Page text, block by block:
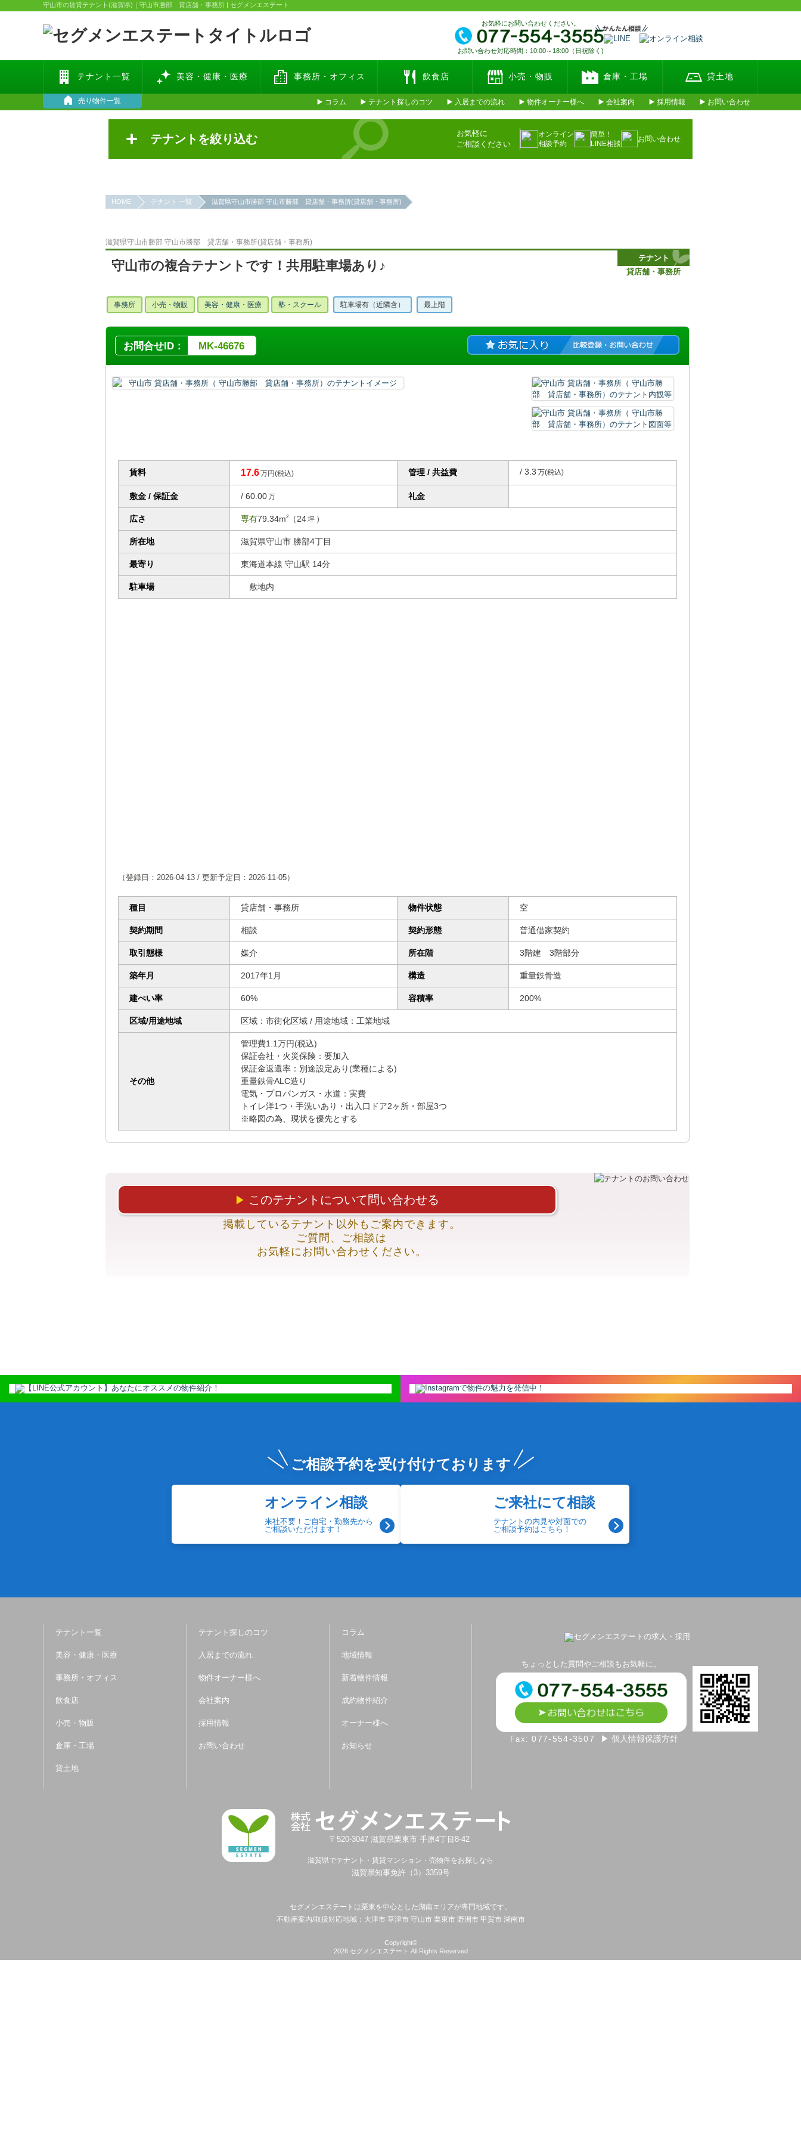
守山市の賃貸テナント(滋賀県)｜守山市勝部 貸店舗・事務所 | セグメンエステート
お気軽にお問い合わせください。
お問い合わせ対応時間：10:00～18:00（日祝除く)
テナント一覧 美容・健康・医療 事務所・オフィス 飲食店 小売・物販 倉庫・工場 貸土地
売り物件一覧 コラム テナント探しのコツ 入居までの流れ 物件オーナー様へ 会社案内 採用情報 お問い合わせ
テナントを絞り込む
お気軽に
ご相談ください
オンライン
相談予約
簡単！
LINE相談
お問い合わせ
HOME テナント 一覧 滋賀県守山市勝部 守山市勝部 貸店舗・事務所(貸店舗・事務所)
滋賀県守山市勝部 守山市勝部 貸店舗・事務所(貸店舗・事務所)
守山市の複合テナントです！共用駐車場あり♪
テナント
貸店舗・事務所
事務所 小売・物販 美容・健康・医療 塾・スクール 駐車場有（近隣含） 最上階
お問合せID： MK-46676
賃料 17.6万円(税込) 管理 / 共益費 / 3.3 万(税込)
敷金 / 保証金 / 60.00万 礼金
広さ 専有79.34m2 （24坪 ）
所在地 滋賀県守山市 勝部4丁目
最寄り 東海道本線 守山駅 14分
駐車場 敷地内
（登録日：2026-04-13 / 更新予定日：2026-11-05）
種目 貸店舗・事務所 物件状態 空
契約期間 相談 契約形態 普通借家契約
取引態様 媒介 所在階 3階建 3階部分
築年月 2017年1月 構造 重量鉄骨造
建ぺい率 60% 容積率 200%
区域/用途地域 区域：市街化区域 / 用途地域：工業地域
その他
管理費1.1万円(税込)
保証会社・火災保険：要加入
保証金返還率：別途設定あり(業種による)
重量鉄骨ALC造り
電気・プロパンガス・水道：実費
トイレ洋1つ・手洗いあり・出入口ドア2ヶ所・部屋3つ
▶ このテナントについて問い合わせる
掲載しているテナント以外も ご案内できます。
ご質問、ご相談は
お気軽にお問い合わせください。
ご相談予約を受け付けております
オンライン相談
来社不要！ご自宅・勤務先から
ご相談いただけます！
ご来社にて相談
テナントの内見や対面での
ご相談予約はこちら！
テナント一覧
美容・健康・医療
事務所・オフィス
飲食店
小売・物販
倉庫・工場
貸土地
テナント探しのコツ
入居までの流れ
物件オーナー様へ
会社案内
採用情報
お問い合わせ
コラム
地域情報
新着物件情報
成約物件紹介
オーナー様へ
お知らせ
ちょっとした質問やご相談もお気軽に。
Fax:077-554-3507 ▶ 個人情報保護方針
〒520-3047 滋賀県栗東市 手原4丁目8-42
滋賀県でテナント・賃貸マンション・売物件をお探しなら
滋賀県知事免許（3）3359号
セグメンエステートは栗東を中心とした湖南エリアが専門地域です。
不動産案内/取扱対応地域：大津市 草津市 守山市 栗東市 野洲市 甲賀市 湖南市
Copyright©
2026 セグメンエステート All Rights Reserved